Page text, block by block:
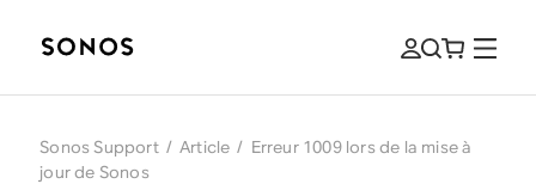
Sonos Support / Article / Erreur 1009 lors de la mise à
jour de Sonos